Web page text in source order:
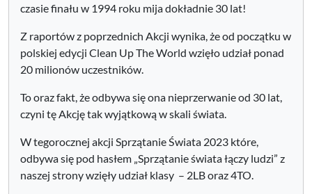
czasie finału w 1994 roku mija dokładnie 30 lat!
Z raportów z poprzednich Akcji wynika, że od początku w
polskiej edycji Clean Up The World wzięło udział ponad
20 milionów uczestników.
To oraz fakt, że odbywa się ona nieprzerwanie od 30 lat,
czyni tę Akcję tak wyjątkową w skali świata.
W tegorocznej akcji Sprzątanie Świata 2023 które,
odbywa się pod hasłem „Sprzątanie świata łączy ludzi” z
naszej strony wzięły udział klasy – 2LB oraz 4TO.